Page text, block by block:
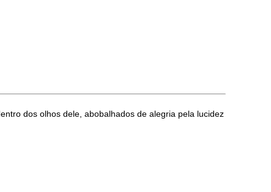
dos olhos dele, abobalhados de alegria pela lucidez